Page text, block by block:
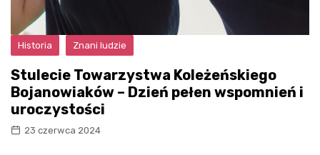
Historia Znani ludzie
Stulecie Towarzystwa Koleżeńskiego
Bojanowiaków – Dzień pełen wspomnień i
uroczystości
23 czerwca 2024